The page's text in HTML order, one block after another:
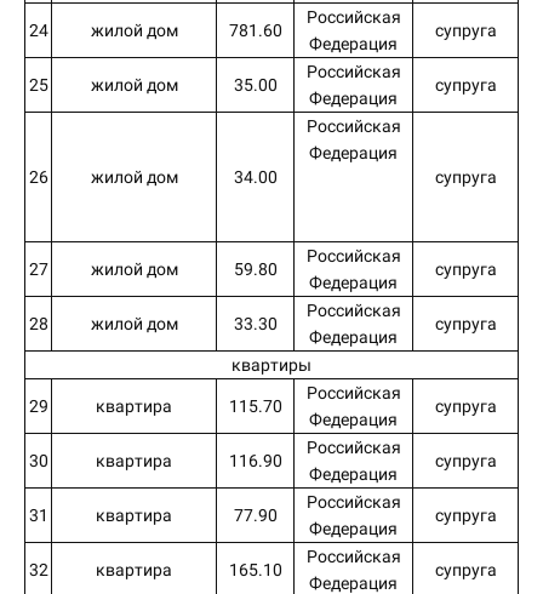
24 жилой дом 781.60
Российская
Федерация
супруга
25 жилой дом 35.00
Российская
Федерация
супруга
26 жилой дом 34.00
Российская
Федерация
супруга
27 жилой дом 59.80
Российская
Федерация
супруга
28 жилой дом 33.30
Российская
Федерация
супруга
квартиры
29 квартира 115.70
Российская
Федерация
супруга
30 квартира 116.90
Российская
Федерация
супруга
31 квартира 77.90
Российская
Федерация
супруга
32 квартира 165.10
Российская
Федерация
супруга